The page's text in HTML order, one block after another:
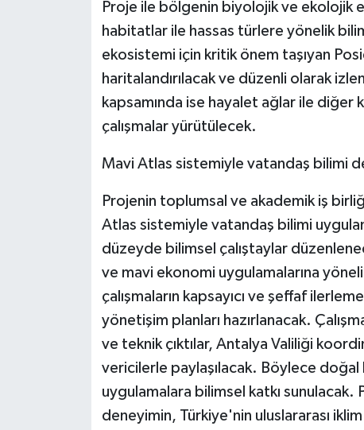
Proje ile bölgenin biyolojik ve ekolojik
habitatlar ile hassas türlere yönelik
ekosistemi için kritik önem taşıyan
haritalandırılacak ve düzenli olarak
kapsamında ise hayalet ağlar ile diğer
çalışmalar yürütülecek.
Mavi Atlas sistemiyle vatandaş bilimi
Projenin toplumsal ve akademik iş
Atlas sistemiyle vatandaş bilimi
düzeyde bilimsel çalıştaylar
ve mavi ekonomi uygulamalarına
çalışmaların kapsayıcı ve şeffaf
yönetişim planları hazırlanacak.
ve teknik çıktılar, Antalya Valiliği
vericilerle paylaşılacak. Böylece doğal
uygulamalara bilimsel katkı
deneyimin, Türkiye'nin uluslararası